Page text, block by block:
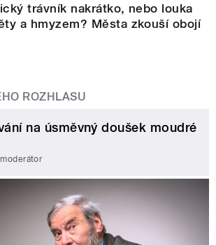
trávník nakrátko, nebo louka
a hmyzem? Města zkouší obojí
ROZHLASU
na úsměvný doušek moudré